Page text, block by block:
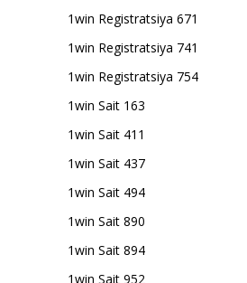
1win Registratsiya 671
1win Registratsiya 741
1win Registratsiya 754
1win Sait 163
1win Sait 411
1win Sait 437
1win Sait 494
1win Sait 890
1win Sait 894
1win Sait 952